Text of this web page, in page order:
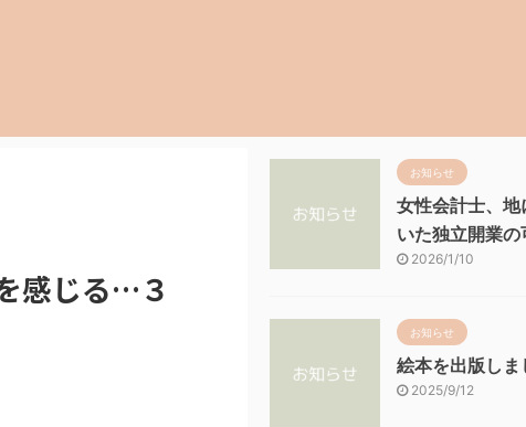
感じる…３
お知らせ
女性会計士、地
いた独立開業の
2026/1/10
お知らせ
絵本を出版しま
2025/9/12